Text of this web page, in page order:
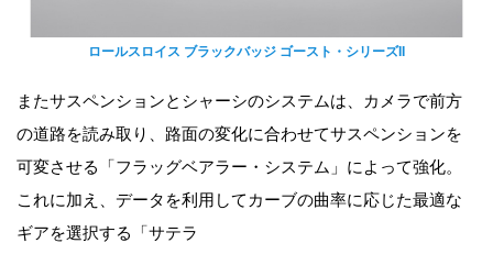
ロールスロイス ブラックバッジ ゴースト・シリーズII
またサスペンションとシャーシのシステムは、カメラで前方
の道路を読み取り、路面の変化に合わせてサスペンションを
可変させる「フラッグベアラー・システム」によって強化。
これに加え、データを利用してカーブの曲率に応じた最適な
ギアを選択する「サテラ